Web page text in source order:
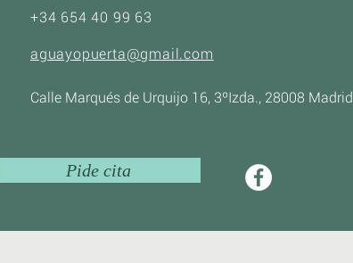
+34 654 40 99 63
aguayopuerta@gmail.com
Calle Marqués de Urquijo 16, 3ºIzda., 28008 Madrid
Pide cita